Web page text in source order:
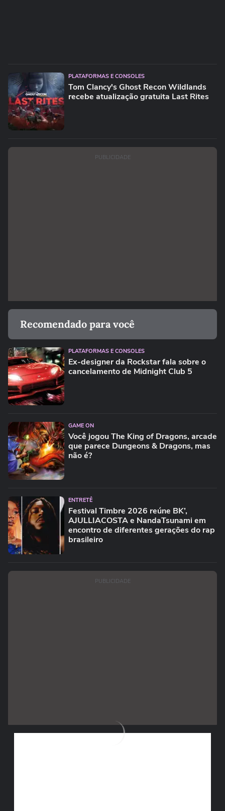
PLATAFORMAS E CONSOLES
Tom Clancy's Ghost Recon Wildlands
recebe atualização gratuita Last Rites
PUBLICIDADE
Recomendado para você
PLATAFORMAS E CONSOLES
Ex-designer da Rockstar fala sobre o
cancelamento de Midnight Club 5
GAME ON
Você jogou The King of Dragons, arcade
que parece Dungeons & Dragons, mas
não é?
ENTRETÊ
Festival Timbre 2026 reúne BK’,
AJULLIACOSTA e NandaTsunami em
encontro de diferentes gerações do rap
brasileiro
PUBLICIDADE